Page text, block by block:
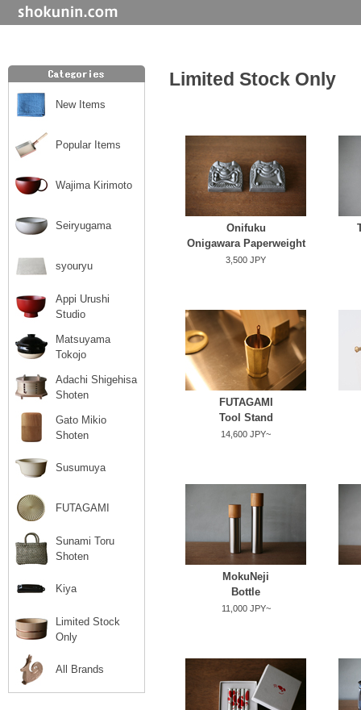
New Items
Popular Items
Wajima Kirimoto
Seiryugama
syouryu
Appi Urushi
Studio
Matsuyama
Tokojo
Adachi Shigehisa
Shoten
Gato Mikio
Shoten
Susumuya
FUTAGAMI
Sunami Toru
Shoten
Kiya
Limited Stock
Only
All Brands
Limited Stock Only
Onifuku
Onigawara Paperweight
3,500 JPY
FUTAGAMI
Tool Stand
14,600 JPY~
MokuNeji
Bottle
11,000 JPY~